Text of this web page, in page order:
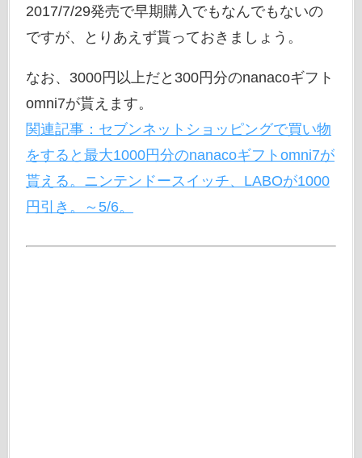
2017/7/29発売で早期購入でもなんでもないの
ですが、とりあえず貰っておきましょう。
なお、3000円以上だと300円分のnanacoギフト
omni7が貰えます。
関連記事：セブンネットショッピングで買い物
をすると最大1000円分のnanacoギフトomni7が
貰える。ニンテンドースイッチ、LABOが1000
円引き。～5/6。